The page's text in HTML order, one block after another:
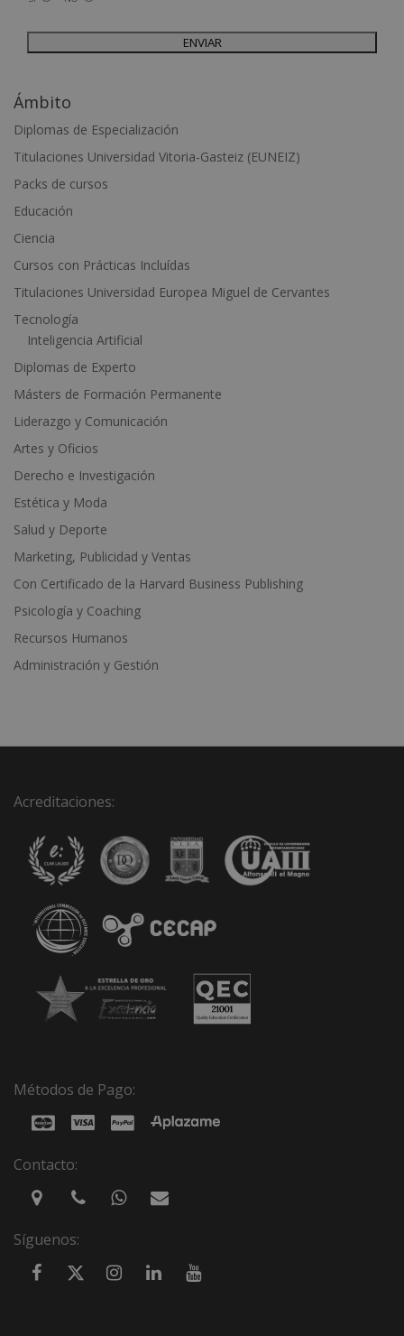
Para más información consulte nuestra Política de Privacidad.
Desea recibir información comercial (vía telefónica y/o email):
t
e
n
a
t
e
:
Ámbito
Diplomas de Especialización
Titulaciones Universidad Vitoria-Gasteiz (EUNEIZ)
Packs de cursos
Educación
Ciencia
Cursos con Prácticas Incluídas
Titulaciones Universidad Europea Miguel de Cervantes
Tecnología
Inteligencia Artificial
Diplomas de Experto
Másters de Formación Permanente
Liderazgo y Comunicación
Artes y Oficios
Derecho e Investigación
Estética y Moda
Salud y Deporte
Marketing, Publicidad y Ventas
Con Certificado de la Harvard Business Publishing
Psicología y Coaching
Recursos Humanos
Administración y Gestión
Acreditaciones:
Métodos de Pago:
Contacto:
Síguenos: